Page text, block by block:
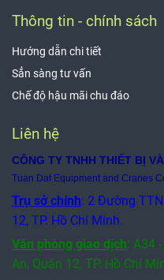
Thông tin - chính sách
Hướng dẫn chi tiết
Sẳn sàng tư vấn
Chế độ hậu mãi chu đáo
Liên hệ
CÔNG TY TNHH THIẾT BỊ
Tuan Dat Equipment and Cranes
Trụ sở chính: 2 Đường TTN
12, TP. Hồ Chí Minh.
Văn phòng giao dịch: A34
An, Quận 12, TP. Hồ Chí